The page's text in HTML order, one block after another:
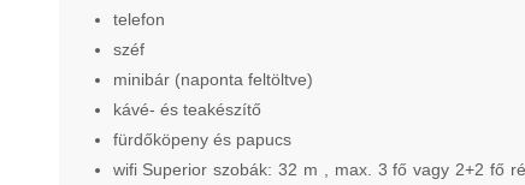
telefon
széf
minibár (naponta feltöltve)
kávé- és teakészítő
fürdőköpeny és papucs
wifi Superior szobák: 32 m , max. 3 fő vagy 2+2 fő